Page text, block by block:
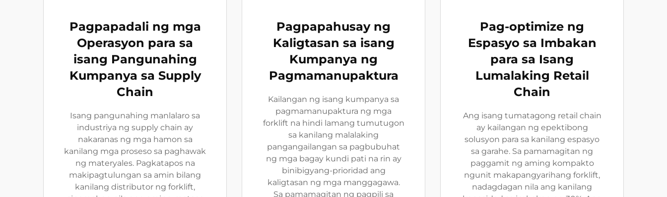
Pagpapadali ng mga
Operasyon para sa
isang Pangunahing
Kumpanya sa Supply
Chain
Isang pangunahing manlalaro sa
industriya ng supply chain ay
nakaranas ng mga hamon sa
kanilang mga proseso sa paghawak
ng materyales. Pagkatapos na
makipagtulungan sa amin bilang
kanilang distributor ng forklift,
Pagpapahusay ng
Kaligtasan sa isang
Kumpanya ng
Pagmamanupaktura
Kailangan ng isang kumpanya sa
pagmamanupaktura ng mga
forklift na hindi lamang tumutugon
sa kanilang malalaking
pangangailangan sa pagbubuhat
ng mga bagay kundi pati na rin ay
binibigyang-prioridad ang
kaligtasan ng mga manggagawa.
Sa pamamagitan ng pagpili sa
Pag-optimize ng
Espasyo sa Imbakan
para sa Isang
Lumalaking Retail
Chain
Ang isang tumatagong retail chain
ay kailangan ng epektibong
solusyon para sa kanilang espasyo
sa garahe. Sa pamamagitan ng
paggamit ng aming kompakto
ngunit makapangyarihang forklift,
nadagdagan nila ang kanilang